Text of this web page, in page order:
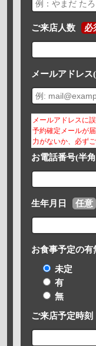
ご来店人数 必
メールアドレ
メールアドレスに
予約確定メールが
力がないか、必ず
お電話番号(半
生年月日 任意
お食事予定の有
未定
有
無
ご来店予定時刻